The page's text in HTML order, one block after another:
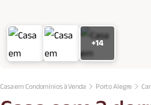
+14
Casa em Condomínios à Venda Porto Alegre